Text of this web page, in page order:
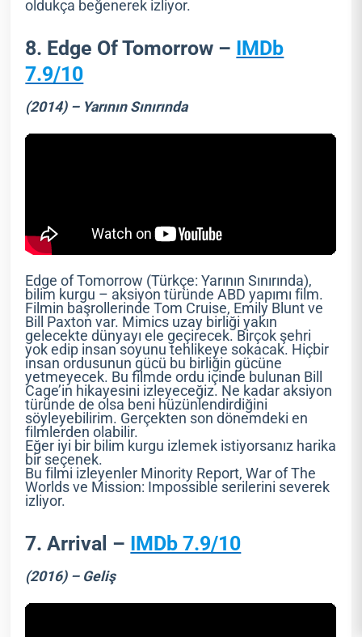
oldukça beğenerek izliyor.
8. Edge Of Tomorrow – IMDb
7.9/10
(2014) – Yarının Sınırında
Edge of Tomorrow (Türkçe: Yarının Sınırında),
bilim kurgu – aksiyon türünde ABD yapımı film.
Filmin başrollerinde Tom Cruise, Emily Blunt ve
Bill Paxton var. Mimics uzay birliği yakın
gelecekte dünyayı ele geçirecek. Birçok şehri
yok edip insan soyunu tehlikeye sokacak. Hiçbir
insan ordusunun gücü bu birliğin gücüne
yetmeyecek. Bu filmde ordu içinde bulunan Bill
Cage’in hikayesini izleyeceğiz. Ne kadar aksiyon
türünde de olsa beni hüzünlendirdiğini
söyleyebilirim. Gerçekten son dönemdeki en
filmlerden olabilir.
Eğer iyi bir bilim kurgu izlemek istiyorsanız harika
bir seçenek.
Bu filmi izleyenler Minority Report, War of The
Worlds ve Mission: Impossible serilerini severek
izliyor.
7. Arrival – IMDb 7.9/10
(2016) – Geliş